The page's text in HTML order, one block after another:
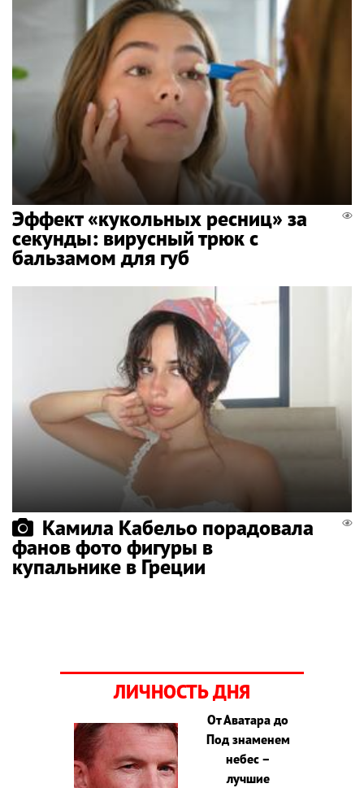
Эффект «кукольных ресниц» за
секунды: вирусный трюк с
бальзамом для губ
Камила Кабельо порадовала
фанов фото фигуры в
купальнике в Греции
ЛИЧНОСТЬ ДНЯ
От Аватара до
Под знаменем
небес –
лучшие